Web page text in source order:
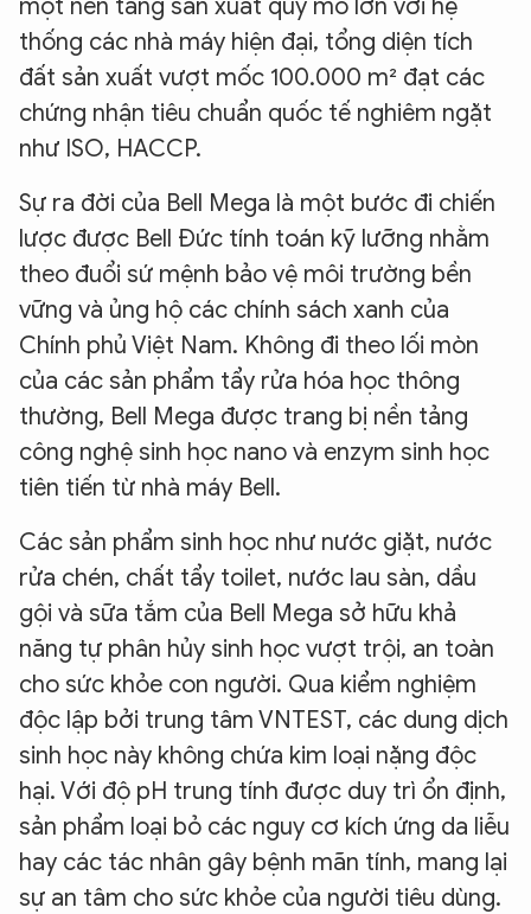
một nền tảng sản xuất quy mô lớn với hệ
thống các nhà máy hiện đại, tổng diện tích
đất sản xuất vượt mốc 100.000 m² đạt các
chứng nhận tiêu chuẩn quốc tế nghiêm ngặt
như ISO, HACCP.
Sự ra đời của Bell Mega là một bước đi chiến
lược được Bell Đức tính toán kỹ lưỡng nhằm
theo đuổi sứ mệnh bảo vệ môi trường bền
vững và ủng hộ các chính sách xanh của
Chính phủ Việt Nam. Không đi theo lối mòn
của các sản phẩm tẩy rửa hóa học thông
thường, Bell Mega được trang bị nền tảng
công nghệ sinh học nano và enzym sinh học
tiên tiến từ nhà máy Bell.
Các sản phẩm sinh học như nước giặt, nước
rửa chén, chất tẩy toilet, nước lau sàn, dầu
gội và sữa tắm của Bell Mega sở hữu khả
năng tự phân hủy sinh học vượt trội, an toàn
cho sức khỏe con người. Qua kiểm nghiệm
độc lập bởi trung tâm VNTEST, các dung dịch
sinh học này không chứa kim loại nặng độc
hại. Với độ pH trung tính được duy trì ổn định,
sản phẩm loại bỏ các nguy cơ kích ứng da liễu
hay các tác nhân gây bệnh mãn tính, mang lại
sự an tâm cho sức khỏe của người tiêu dùng.